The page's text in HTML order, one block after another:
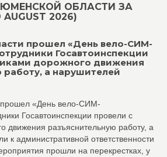
ОБЛАСТИ ЗА
2026)
прошел «День вело-СИМ-
Госавтоинспекции
дорожного движения
работу, а нарушителей
«День вело-СИМ-
Госавтоинспекции провели с
движения разъяснительную работу, а
к административной ответственности
прошли на перекрестках, у